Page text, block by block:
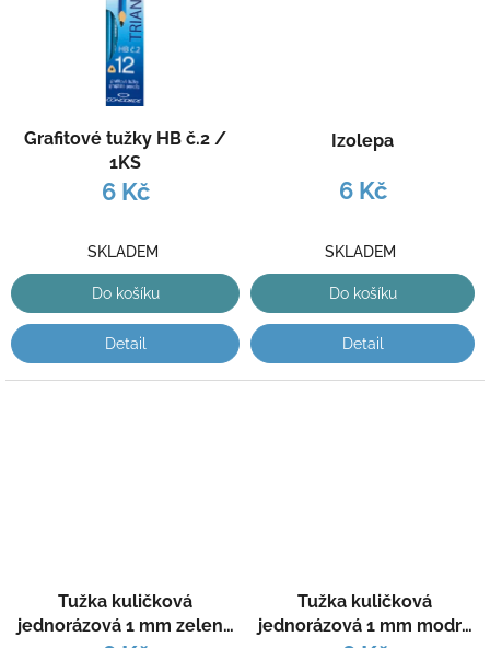
Grafitové tužky HB č.2 /
1KS
6 Kč
SKLADEM
Do košíku
Detail
Izolepa
6 Kč
SKLADEM
Do košíku
Detail
Tužka kuličková
jednorázová 1 mm zelená
Tužka kuličková
jednorázová 1 mm modrá